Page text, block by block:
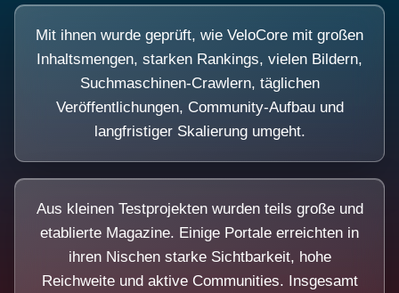
Mit ihnen wurde geprüft, wie VeloCore mit großen
Inhaltsmengen, starken Rankings, vielen Bildern,
Suchmaschinen-Crawlern, täglichen
Veröffentlichungen, Community-Aufbau und
langfristiger Skalierung umgeht.
Aus kleinen Testprojekten wurden teils große und
etablierte Magazine. Einige Portale erreichten in
ihren Nischen starke Sichtbarkeit, hohe
Reichweite und aktive Communities. Insgesamt